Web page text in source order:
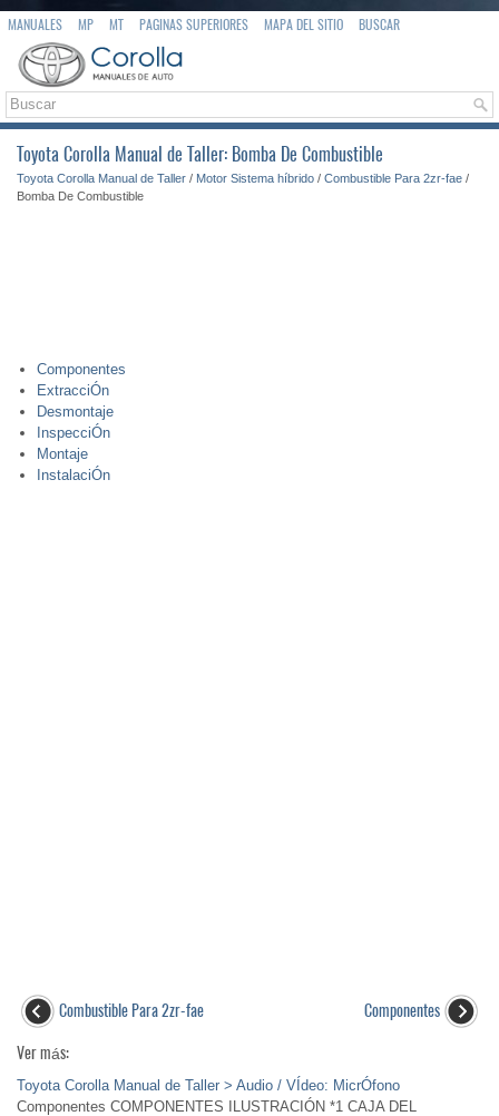
MANUALES MP MT PAGINAS SUPERIORES MAPA DEL SITIO BUSCAR
Toyota Corolla Manual de Taller: Bomba De Combustible
Toyota Corolla Manual de Taller / Motor Sistema híbrido / Combustible Para 2zr-fae /
Bomba De Combustible
Componentes
ExtracciÓn
Desmontaje
InspecciÓn
Montaje
InstalaciÓn
Combustible Para 2zr-fae
Componentes
Ver más:
Toyota Corolla Manual de Taller > Audio / VÍdeo: MicrÓfono
Componentes COMPONENTES ILUSTRACIÓN *1 CAJA DEL